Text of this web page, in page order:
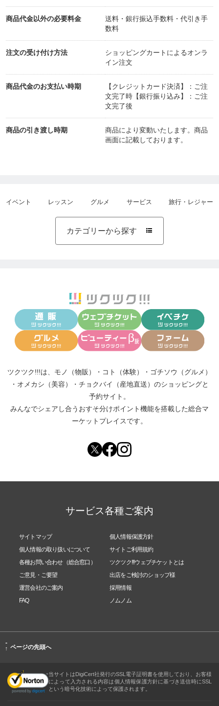
商品代金以外の必要料金
送料・銀行振込手数料・代引き手
数料
注文の受け付け方法
ショッピングカートによるオンラ
イン注文
商品代金のお支払い時期
【クレジットカード決済】：ご注
文完了時【銀行振り込み】：ご注
文完了後
商品の引き渡し時期
商品により変動いたします。商品
画面に記載しております。
イベント レッスン グルメ サービス 旅行・レジャー
カテゴリーから探す 
ツクツク!!!は、 モノ（物販） ・ コト（体験） ・ ゴチソウ（グルメ）
・ オメカシ（美容） ・ チョクバイ（産地直送） のショッピングと
予約サイト。
みんなでシェアし合う おすそ分けポイント機能を搭載した総合マ
ーケットプレイスです。
サービス各種ご案内
サイトマップ
個人情報保護方針
個人情報の取り扱いについて
サイトご利用規約
各種お問い合わせ（総合窓口）
ツクツク!!!ウェブチケットとは
ご意見・ご要望
出店をご検討のショップ様
運営会社のご案内
採用情報
FAQ
ノムノム
-
↑ ページの先頭へ
当サイトはDigiCert社発行のSSL電子証明書を使用しており、お客様
によって入力される内容は個人情報保護方針に基づき送信時にSSL
という暗号化技術によって保護されます。